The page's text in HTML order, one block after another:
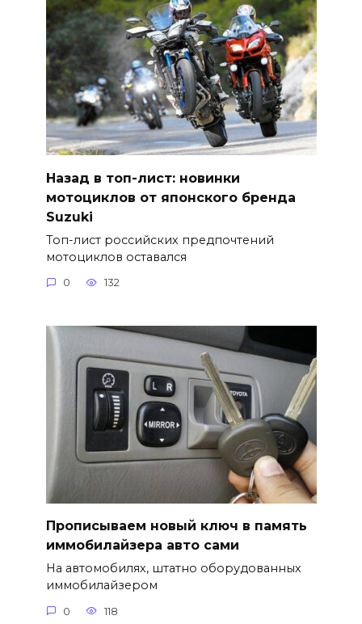
Назад в топ-лист: новинки
мотоциклов от японского бренда
Suzuki
Топ-лист российских предпочтений
мотоциклов оставался
0 132
Прописываем новый ключ в память
иммобилайзера авто сами
На автомобилях, штатно оборудованных
иммобилайзером
0 118